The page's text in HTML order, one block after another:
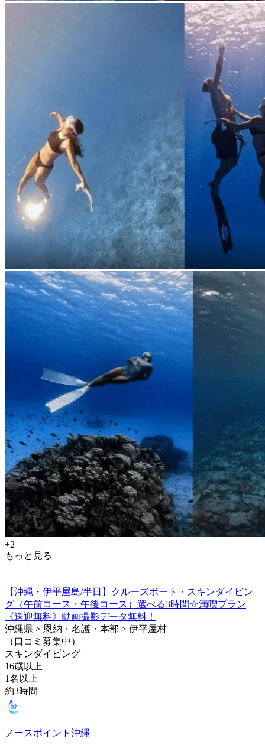
+2
もっと見る
【沖縄・伊平屋島/半日】クルーズボート・スキンダイビン
グ（午前コース・午後コース）選べる3時間☆満喫プラン
《送迎無料》動画撮影データ無料！
沖縄県 > 恩納・名護・本部 > 伊平屋村
（口コミ募集中）
スキンダイビング
16歳以上
1名以上
約3時間
ノースポイント沖縄